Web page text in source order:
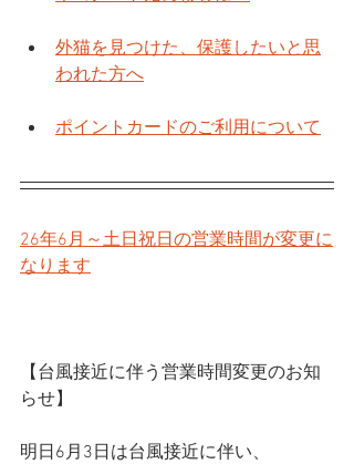
外猫を見つけた、保護したいと思
われた方へ
ポイントカードのご利用について
26年6月～土日祝日の営業時間が変更に
なります
【台風接近に伴う営業時間変更のお知
らせ】
明日6月3日は台風接近に伴い、